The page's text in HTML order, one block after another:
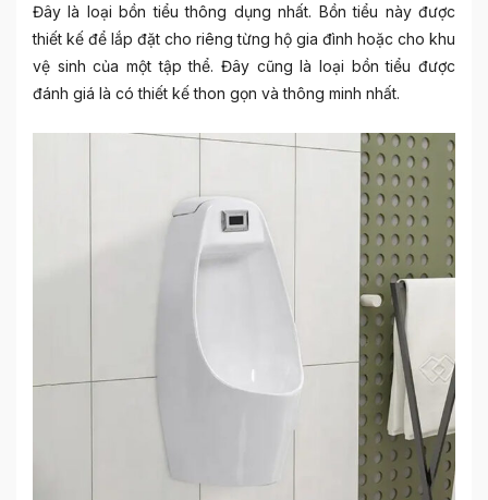
Đây là loại bồn tiểu thông dụng nhất. Bồn tiểu này được
thiết kế để lắp đặt cho riêng từng hộ gia đình hoặc cho khu
vệ sinh của một tập thể. Đây cũng là loại bồn tiểu được
đánh giá là có thiết kế thon gọn và thông minh nhất.